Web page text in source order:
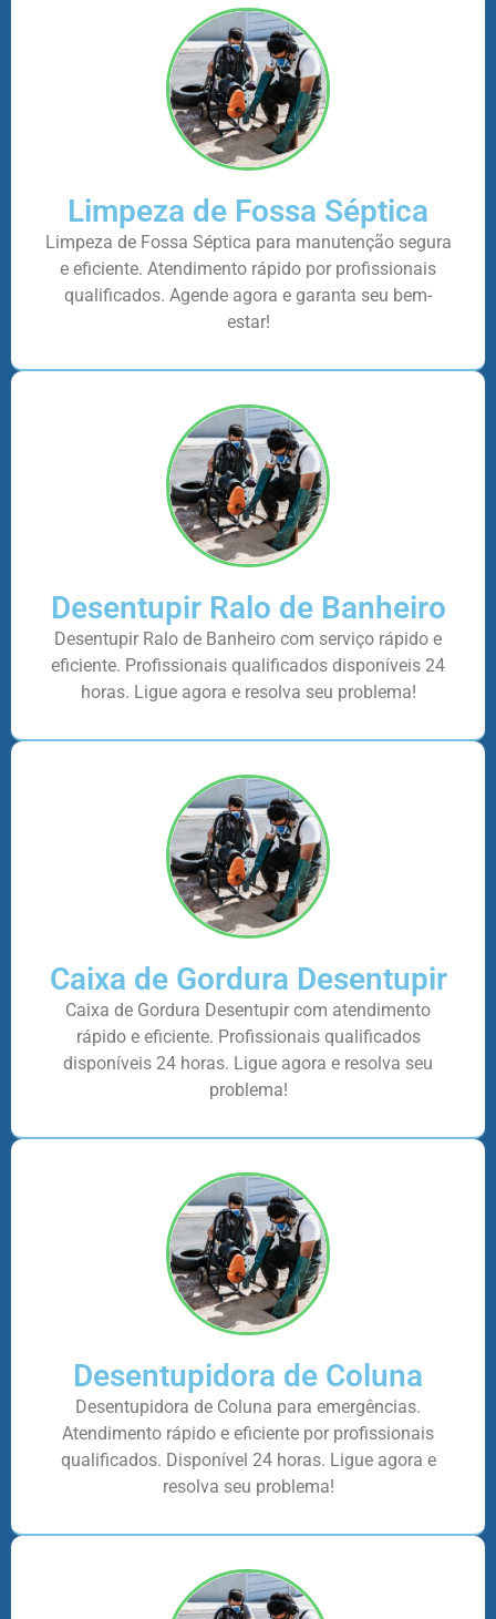
Limpeza de Fossa Séptica
Limpeza de Fossa Séptica para manutenção segura
e eficiente. Atendimento rápido por profissionais
qualificados. Agende agora e garanta seu bem-
estar!
Desentupir Ralo de Banheiro
Desentupir Ralo de Banheiro com serviço rápido e
eficiente. Profissionais qualificados disponíveis 24
horas. Ligue agora e resolva seu problema!
Caixa de Gordura Desentupir
Caixa de Gordura Desentupir com atendimento
rápido e eficiente. Profissionais qualificados
disponíveis 24 horas. Ligue agora e resolva seu
problema!
Desentupidora de Coluna
Desentupidora de Coluna para emergências.
Atendimento rápido e eficiente por profissionais
qualificados. Disponível 24 horas. Ligue agora e
resolva seu problema!